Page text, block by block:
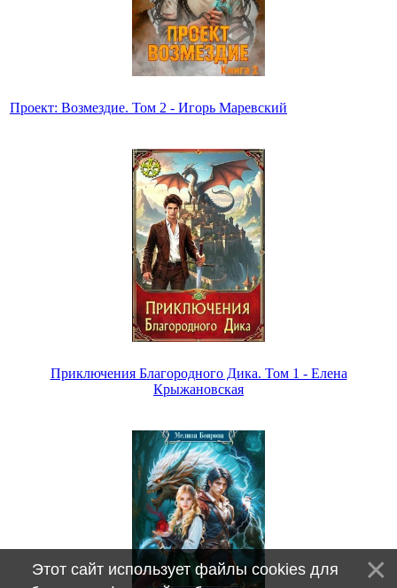
Проект: Возмездие. Том 2 - Игорь Маревский
Приключения Благородного Дика. Том 1 - Елена
Крыжановская
Этот сайт использует файлы cookies для